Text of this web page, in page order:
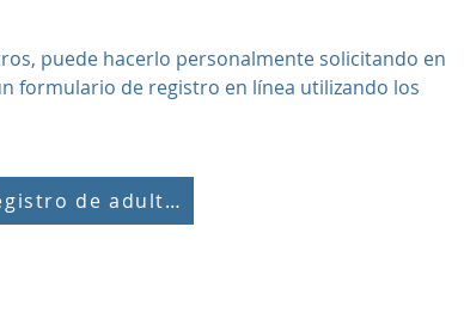
puede hacerlo personalmente solicitando en
formulario de registro en línea utilizando los
Haga clic aquí para completar el registro de adultos